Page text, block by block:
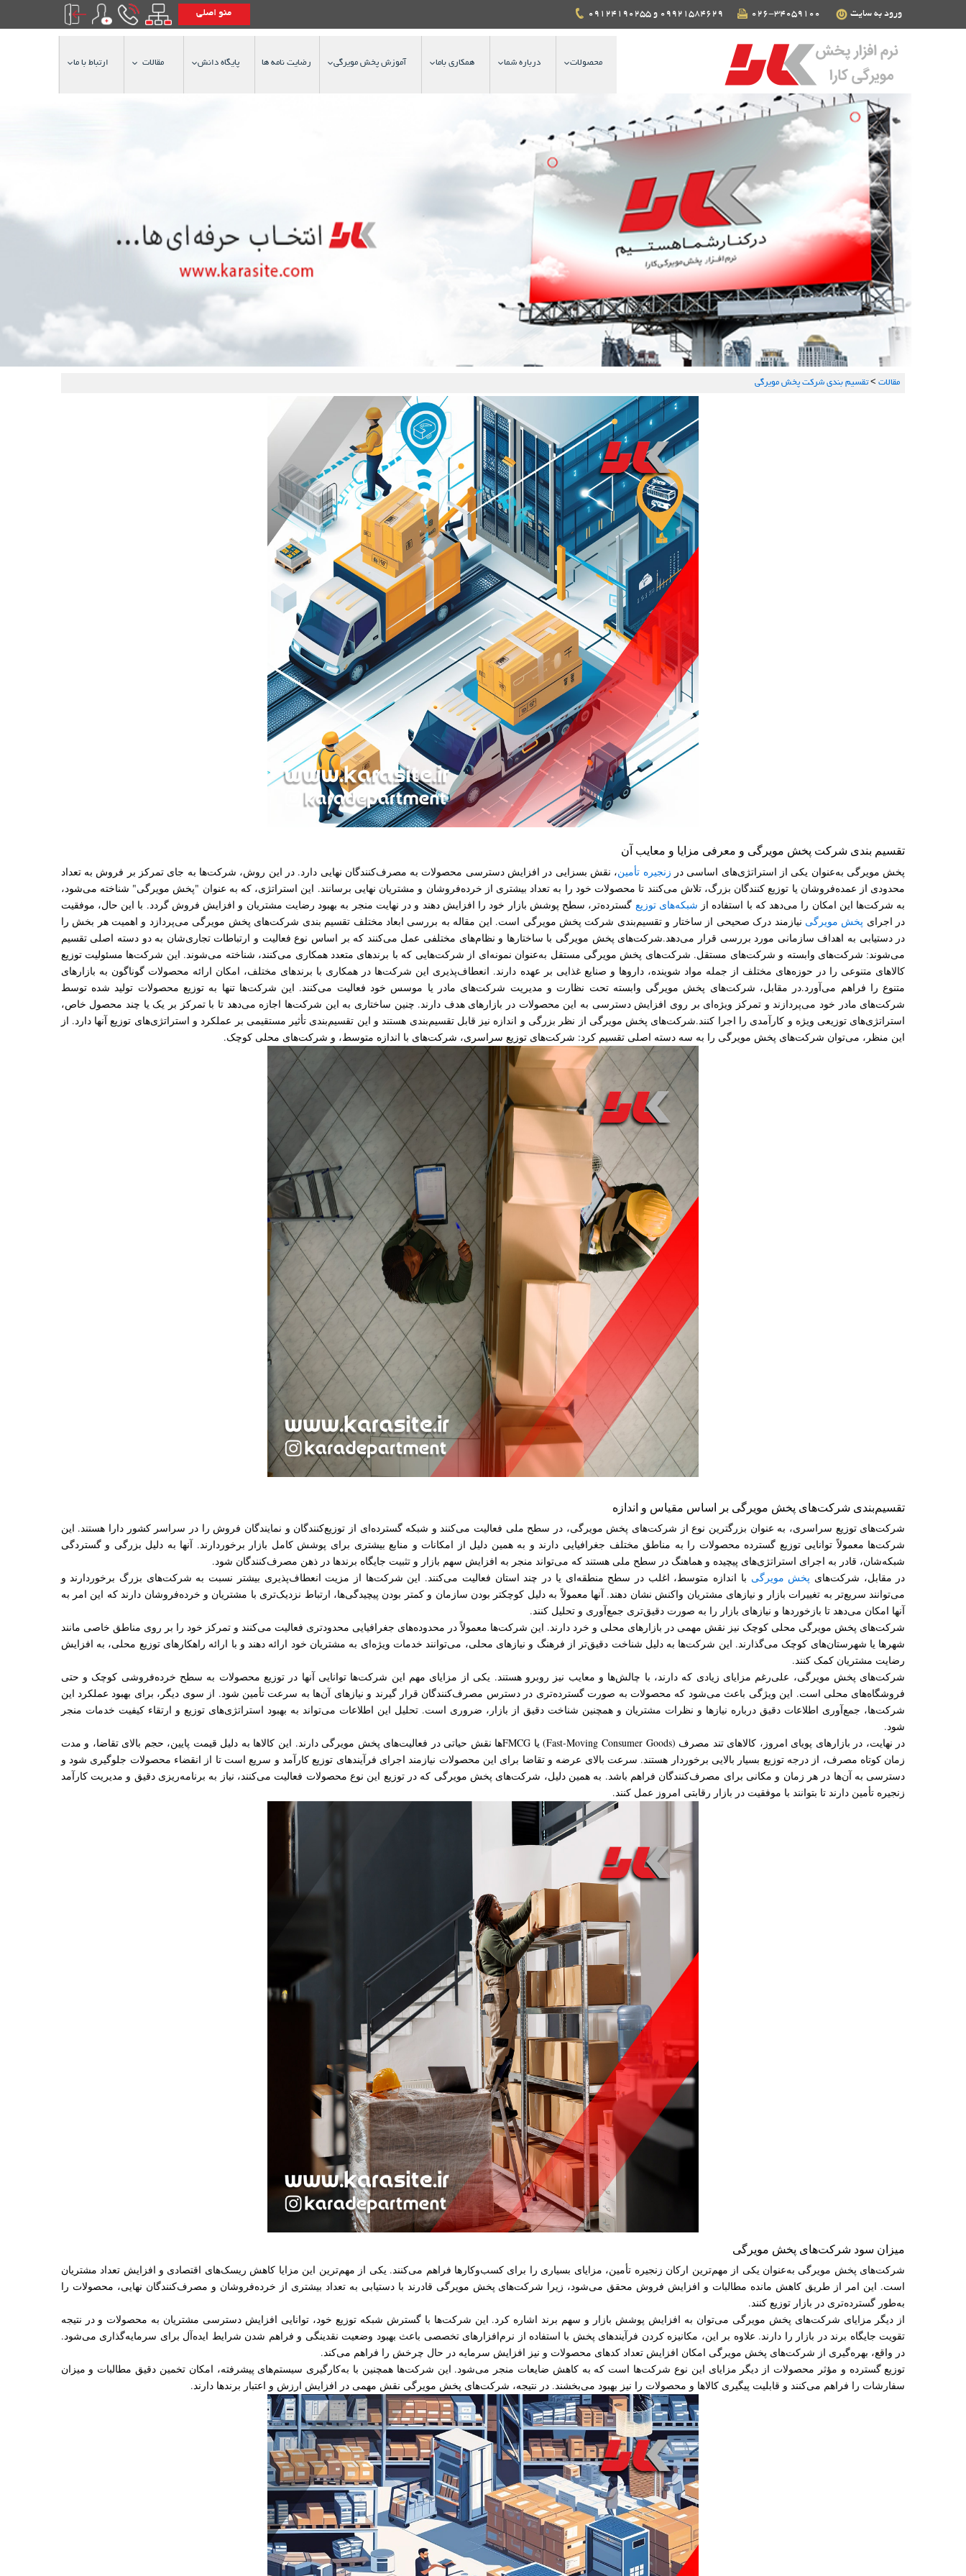
منو اصلی ورود به سایت
محصولات درباره شما همکاری باما آموزش پخش مویرگی رضایت نامه ها پایگاه دانش مقالات ارتباط با ما
مقالات>تقسیم بندی شرکت پخش مویرگی
تقسیم بندی شرکت پخش مویرگی و معرفی مزایا و معایب آن
پخش مویرگی به‌عنوان یکی از استراتژی‌های اساسی در زنجیره تأمین، نقش بسزایی در افزایش دسترسی محصولات به مصرف‌کنندگان نهایی دارد. در این روش، شرکت‌ها به جای تمرکز بر فروش به تعداد
محدودی از عمده‌فروشان یا توزیع‌ کنندگان بزرگ، تلاش می‌کنند تا محصولات خود را به تعداد بیشتری از خرده‌فروشان و مشتریان نهایی برسانند. این استراتژی، که به عنوان "پخش مویرگی" شناخته می‌شود،
به شرکت‌ها این امکان را می‌دهد که با استفاده از شبکه‌های توزیع گسترده‌تر، سطح پوشش بازار خود را افزایش دهند و در نهایت منجر به بهبود رضایت مشتریان و افزایش فروش گردد. با این حال، موفقیت
در اجرای پخش مویرگی نیازمند درک صحیحی از ساختار و تقسیم‌بندی شرکت پخش مویرگی است. این مقاله به بررسی ابعاد مختلف تقسیم‌ بندی شرکت‌های پخش مویرگی می‌پردازد و اهمیت هر بخش را
در دستیابی به اهداف سازمانی مورد بررسی قرار می‌دهد.شرکت‌های پخش مویرگی با ساختارها و نظام‌های مختلفی عمل می‌کنند که بر اساس نوع فعالیت و ارتباطات تجاری‌شان به دو دسته اصلی تقسیم
می‌شوند: شرکت‌های وابسته و شرکت‌های مستقل. شرکت‌های پخش مویرگی مستقل به‌عنوان نمونه‌ای از شرکت‌هایی که با برندهای متعدد همکاری می‌کنند، شناخته می‌شوند. این شرکت‌ها مسئولیت توزیع
کالاهای متنوعی را در حوزه‌های مختلف از جمله مواد شوینده، داروها و صنایع غذایی بر عهده دارند. انعطاف‌پذیری این شرکت‌ها در همکاری با برندهای مختلف، امکان ارائه محصولات گوناگون به بازارهای
متنوع را فراهم می‌آورد.در مقابل، شرکت‌های پخش مویرگی وابسته تحت نظارت و مدیریت شرکت‌های مادر یا موسس خود فعالیت می‌کنند. این شرکت‌ها تنها به توزیع محصولات تولید شده توسط
شرکت‌های مادر خود می‌پردازند و تمرکز ویژه‌ای بر روی افزایش دسترسی به این محصولات در بازارهای هدف دارند. چنین ساختاری به این شرکت‌ها اجازه می‌دهد تا با تمرکز بر یک یا چند محصول خاص،
استراتژی‌های توزیعی ویژه و کارآمدی را اجرا کنند.شرکت‌های پخش مویرگی از نظر بزرگی و اندازه نیز قابل تقسیم‌بندی هستند و این تقسیم‌بندی تأثیر مستقیمی بر عملکرد و استراتژی‌های توزیع آنها دارد. از
این منظر، می‌توان شرکت‌های پخش مویرگی را به سه دسته اصلی تقسیم کرد: شرکت‌های توزیع سراسری، شرکت‌های با اندازه متوسط، و شرکت‌های محلی کوچک.
تقسیم‌بندی شرکت‌های پخش مویرگی بر اساس مقیاس و اندازه
شرکت‌های توزیع سراسری، به عنوان بزرگترین نوع از شرکت‌های پخش مویرگی، در سطح ملی فعالیت می‌کنند و شبکه گسترده‌ای از توزیع‌کنندگان و نمایندگان فروش را در سراسر کشور دارا هستند. این
شرکت‌ها معمولاً توانایی توزیع گسترده محصولات را به مناطق مختلف جغرافیایی دارند و به همین دلیل از امکانات و منابع بیشتری برای پوشش کامل بازار برخوردارند. آنها به دلیل بزرگی و گستردگی
شبکه‌شان، قادر به اجرای استراتژی‌های پیچیده و هماهنگ در سطح ملی هستند که می‌تواند منجر به افزایش سهم بازار و تثبیت جایگاه برندها در ذهن مصرف‌کنندگان شود.
در مقابل، شرکت‌های پخش مویرگی با اندازه متوسط، اغلب در سطح منطقه‌ای یا در چند استان فعالیت می‌کنند. این شرکت‌ها از مزیت انعطاف‌پذیری بیشتر نسبت به شرکت‌های بزرگ برخوردارند و
می‌توانند سریع‌تر به تغییرات بازار و نیازهای مشتریان واکنش نشان دهند. آنها معمولاً به دلیل کوچکتر بودن سازمان و کمتر بودن پیچیدگی‌ها، ارتباط نزدیک‌تری با مشتریان و خرده‌فروشان دارند که این امر به
آنها امکان می‌دهد تا بازخوردها و نیازهای بازار را به صورت دقیق‌تری جمع‌آوری و تحلیل کنند.
شرکت‌های پخش مویرگی محلی کوچک نیز نقش مهمی در بازارهای محلی و خرد دارند. این شرکت‌ها معمولاً در محدوده‌های جغرافیایی محدودتری فعالیت می‌کنند و تمرکز خود را بر روی مناطق خاصی مانند
شهرها یا شهرستان‌های کوچک می‌گذارند. این شرکت‌ها به دلیل شناخت دقیق‌تر از فرهنگ و نیازهای محلی، می‌توانند خدمات ویژه‌ای به مشتریان خود ارائه دهند و با ارائه راهکارهای توزیع محلی، به افزایش
رضایت مشتریان کمک کنند.
شرکت‌های پخش مویرگی، علی‌رغم مزایای زیادی که دارند، با چالش‌ها و معایب نیز روبرو هستند. یکی از مزایای مهم این شرکت‌ها توانایی آنها در توزیع محصولات به سطح خرده‌فروشی کوچک و حتی
فروشگاه‌های محلی است. این ویژگی باعث می‌شود که محصولات به صورت گسترده‌تری در دسترس مصرف‌کنندگان قرار گیرند و نیازهای آن‌ها به سرعت تأمین شود. از سوی دیگر، برای بهبود عملکرد این
شرکت‌ها، جمع‌آوری اطلاعات دقیق درباره نیازها و نظرات مشتریان و همچنین شناخت دقیق از بازار، ضروری است. تحلیل این اطلاعات می‌تواند به بهبود استراتژی‌های توزیع و ارتقاء کیفیت خدمات منجر
شود.
در نهایت، در بازارهای پویای امروز، کالاهای تند مصرف (Fast-Moving Consumer Goods) یا FMCGها نقش حیاتی در فعالیت‌های پخش مویرگی دارند. این کالاها به دلیل قیمت پایین، حجم بالای تقاضا، و مدت
زمان کوتاه مصرف، از درجه توزیع بسیار بالایی برخوردار هستند. سرعت بالای عرضه و تقاضا برای این محصولات نیازمند اجرای فرآیندهای توزیع کارآمد و سریع است تا از انقضاء محصولات جلوگیری شود و
دسترسی به آن‌ها در هر زمان و مکانی برای مصرف‌کنندگان فراهم باشد. به همین دلیل، شرکت‌های پخش مویرگی که در توزیع این نوع محصولات فعالیت می‌کنند، نیاز به برنامه‌ریزی دقیق و مدیریت کارآمد
زنجیره تأمین دارند تا بتوانند با موفقیت در بازار رقابتی امروز عمل کنند.
میزان سود شرکت‌های پخش مویرگی
شرکت‌های پخش مویرگی به‌عنوان یکی از مهم‌ترین ارکان زنجیره تأمین، مزایای بسیاری را برای کسب‌وکارها فراهم می‌کنند. یکی از مهم‌ترین این مزایا کاهش ریسک‌های اقتصادی و افزایش تعداد مشتریان
است. این امر از طریق کاهش مانده مطالبات و افزایش فروش محقق می‌شود، زیرا شرکت‌های پخش مویرگی قادرند با دستیابی به تعداد بیشتری از خرده‌فروشان و مصرف‌کنندگان نهایی، محصولات را
به‌طور گسترده‌تری در بازار توزیع کنند.
از دیگر مزایای شرکت‌های پخش مویرگی می‌توان به افزایش پوشش بازار و سهم برند اشاره کرد. این شرکت‌ها با گسترش شبکه توزیع خود، توانایی افزایش دسترسی مشتریان به محصولات و در نتیجه
تقویت جایگاه برند در بازار را دارند. علاوه بر این، مکانیزه کردن فرآیندهای پخش با استفاده از نرم‌افزارهای تخصصی باعث بهبود وضعیت نقدینگی و فراهم شدن شرایط ایده‌آل برای سرمایه‌گذاری می‌شود.
در واقع، بهره‌گیری از شرکت‌های پخش مویرگی امکان افزایش تعداد کدهای محصولات و نیز افزایش سرمایه در حال چرخش را فراهم می‌کند.
توزیع گسترده و مؤثر محصولات از دیگر مزایای این نوع شرکت‌ها است که به کاهش ضایعات منجر می‌شود. این شرکت‌ها همچنین با به‌کارگیری سیستم‌های پیشرفته، امکان تخمین دقیق مطالبات و میزان
سفارشات را فراهم می‌کنند و قابلیت پیگیری کالاها و محصولات را نیز بهبود می‌بخشند. در نتیجه، شرکت‌های پخش مویرگی نقش مهمی در افزایش ارزش و اعتبار برندها دارند.